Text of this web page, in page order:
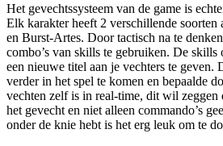
Het gevechtssysteem van de game is
Elk karakter heeft 2 verschillende soorten
en Burst-Artes. Door tactisch na te
combo’s van skills te gebruiken. De
een nieuwe titel aan je vechters te geven.
verder in het spel te komen en bepaalde
vechten zelf is in real-time, dit wil zeggen
het gevecht en niet alleen commando’s
onder de knie hebt is het erg leuk om te